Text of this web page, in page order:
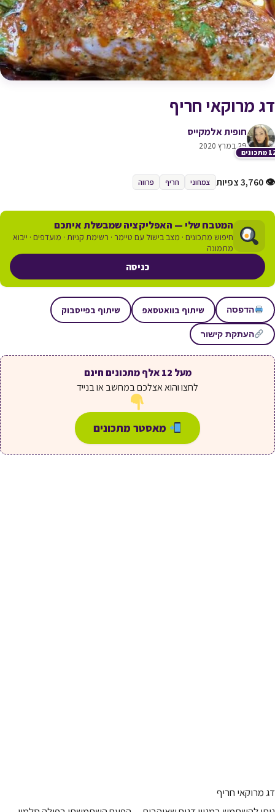
דג מרוקאי חריף
חופית אלמקייס
29 במרץ 2020
👁 3,760 צפיות צמחוני חריף פרווה
המטבח שלי — האפליקציה שמבשלת איתכם
חיפוש מתכונים · מצב בישול עם טיימר · רשימת קניות · מועדפים · ייבוא
מתמונה
כניסה
הדפסה שיתוף בוואטסאפ שיתוף בפייסבוק
העתקת קישור
מעל 12 אלף מתכונים חינם
לחצו והוא אצלכם במחשב או בנייד
מאסטר מתכונים
דג מרוקאי חריף